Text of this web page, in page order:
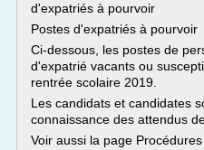
d'expatriés à pourvoir
Postes d'expatriés à pourvoir
Ci-dessous, les postes de
d'expatrié vacants ou
rentrée scolaire 2019.
Les candidats et candidates
connaissance des attendus
Voir aussi la page Procédures